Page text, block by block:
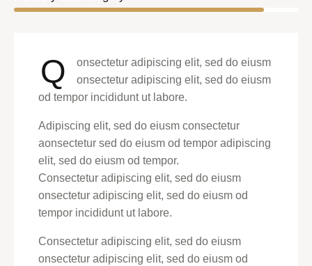
Q
onsectetur adipiscing elit, sed do eiusm
onsectetur adipiscing elit, sed do eiusm
od tempor incididunt ut labore.
Adipiscing elit, sed do eiusm consectetur
aonsectetur sed do eiusm od tempor adipiscing
elit, sed do eiusm od tempor.
Consectetur adipiscing elit, sed do eiusm
onsectetur adipiscing elit, sed do eiusm od
tempor incididunt ut labore.
Consectetur adipiscing elit, sed do eiusm
onsectetur adipiscing elit, sed do eiusm od